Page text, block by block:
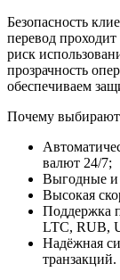
Безопасность
перевод
риск
прозрачность
обеспечиваем
Почему выбирают
валют 24/7;
Выгодные и
Высокая
Поддержка
LTC, RUB,
Надёжная
транзакций.